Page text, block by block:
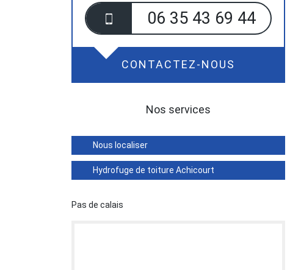
06 35 43 69 44
CONTACTEZ-NOUS
Nos services
Nous localiser
Hydrofuge de toiture Achicourt
Pas de calais